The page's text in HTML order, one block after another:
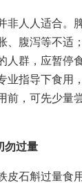
非人人适合。
、腹泻等不适
人群，应暂停
业指导下食用
前，可先少量
勿过量
皮石斛过量食